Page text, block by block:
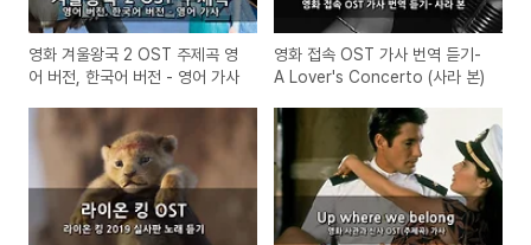
영화 겨울왕국 2 OST 주제곡 영
어 버전, 한국어 버전 - 영어 가사
영화 접속 OST 가사 번역 듣기-
A Lover's Concerto (사라 본)